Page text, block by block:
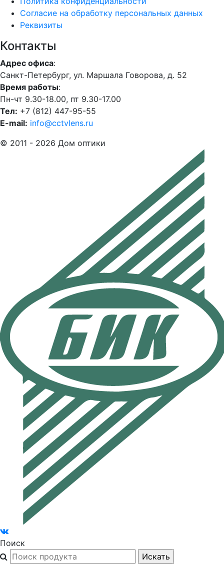
Согласие на обработку персональных данных
Реквизиты
Контакты
Адрес офиса:
Санкт-Петербург, ул. Маршала Говорова, д. 52
Время работы:
Пн-чт 9.30-18.00, пт 9.30-17.00
Тел: +7 (812) 447-95-55
E-mail: info@cctvlens.ru
© 2011 - 2026 Дом оптики
Поиск